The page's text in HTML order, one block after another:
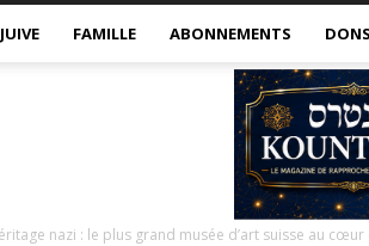
FAMILLE ABONNEMENTS DONS
nazi : le plus grand musée d’art suisse au cœur